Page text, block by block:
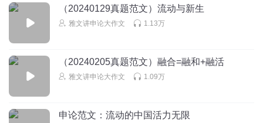
（20240129真题范文）流动与新生
雅文讲申论大作文 1.13万
（20240205真题范文）融合=融和+融活
雅文讲申论大作文 1.09万
申论范文：流动的中国活力无限